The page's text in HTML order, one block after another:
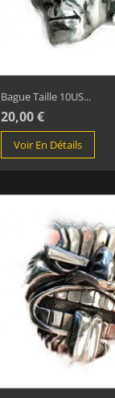
Bague Taille 10US...
20,00 €
Voir En Détails